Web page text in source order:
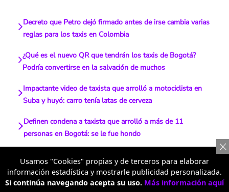
Decreto que Petro dejó firmado antes de irse cambia varias
reglas para los taxis en Colombia
¿Qué es el nuevo QR que tendrán los taxis de Bogotá?
Podría convertirse en la salvación de muchos
Impactante video de taxista que arrolló a motociclista en
Suba y huyó: carro tenía latas de cerveza
Definen condena a taxista que arrolló a más de 11
personas en Bogotá: se le fue hondo
¿De afán?Te lo resumimos
Usamos "Cookies" propias y de terceros para elaborar
información estadística y mostrarle publicidad personalizada.
Si continúa navegando acepta su uso. Más información aquí